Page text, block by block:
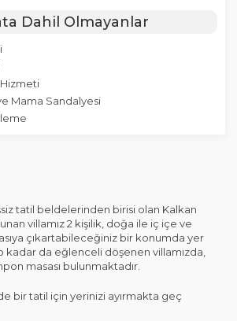
Dahil Olmayanlar
Mama Sandalyesi
beldelerinden birisi olan Kalkan
villamız 2 kişilik, doğa ile iç içe ve
çıkartabileceğiniz bir konumda yer
kadar da eğlenceli döşenen villamızda,
masası bulunmaktadır.
bir tatil için yerinizi ayırmakta geç